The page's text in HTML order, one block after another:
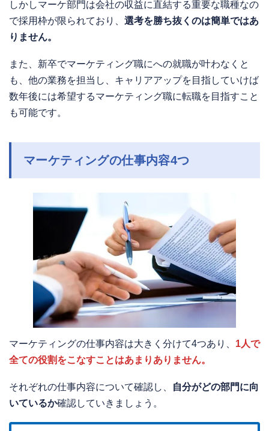
しかしマーケ部門は会社の収益に直結する重要な職種なの
で採用枠が限られており、 選考を勝ち抜くのは簡単ではあ
りません。
また、新卒でマーケティング職にへの就職が叶わなくと
も、他の業務を担当し、キャリアアップを目指していけば
数年後には希望するマーケティング職に転職を目指すこと
も可能です。
マーケティングの仕事内容4つ
マーケティングの仕事内容は大きく分けて4つあり、 1人で
全ての役割をこなすことはあまりありません。
それぞれの仕事内容について確認し、
自分がどの部門に向
いているか確認していきましょう。